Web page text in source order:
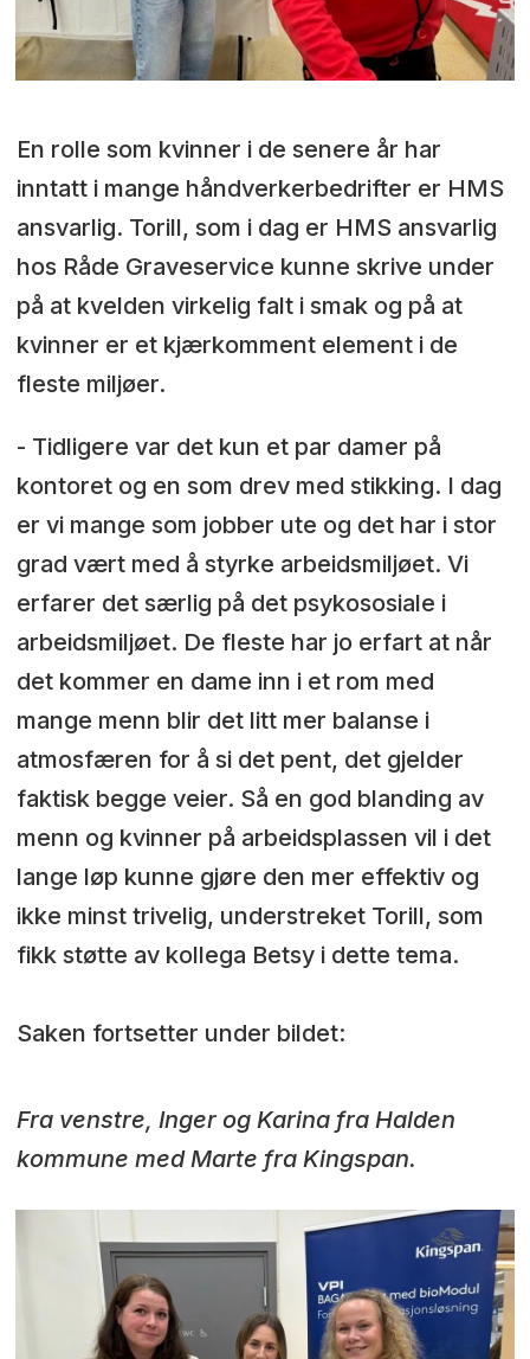
En rolle som kvinner i de senere år har
inntatt i mange håndverkerbedrifter er HMS
ansvarlig. Torill, som i dag er HMS ansvarlig
hos Råde Graveservice kunne skrive under
på at kvelden virkelig falt i smak og på at
kvinner er et kjærkomment element i de
fleste miljøer.
- Tidligere var det kun et par damer på
kontoret og en som drev med stikking. I dag
er vi mange som jobber ute og det har i stor
grad vært med å styrke arbeidsmiljøet. Vi
erfarer det særlig på det psykososiale i
arbeidsmiljøet. De fleste har jo erfart at når
det kommer en dame inn i et rom med
mange menn blir det litt mer balanse i
atmosfæren for å si det pent, det gjelder
faktisk begge veier. Så en god blanding av
menn og kvinner på arbeidsplassen vil i det
lange løp kunne gjøre den mer effektiv og
ikke minst trivelig, understreket Torill, som
fikk støtte av kollega Betsy i dette tema.
Saken fortsetter under bildet:
Fra venstre, Inger og Karina fra Halden
kommune med Marte fra Kingspan.